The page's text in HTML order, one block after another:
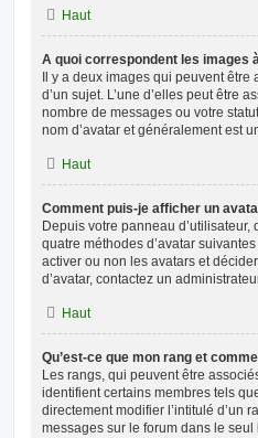
Haut
A quoi correspondent les images
Il y a deux images qui peuvent être
d’un sujet. L’une d’elles peut être
nombre de messages ou votre
nom d’avatar et généralement est
Haut
Comment puis-je afficher un
Depuis votre panneau
quatre méthodes d’avatar
activer ou non les avatars et
d’avatar, contactez un
Haut
Qu’est-ce que mon rang et
Les rangs, qui peuvent être
identifient certains membres tels
directement modifier l’intitulé d’un
messages sur le forum dans le